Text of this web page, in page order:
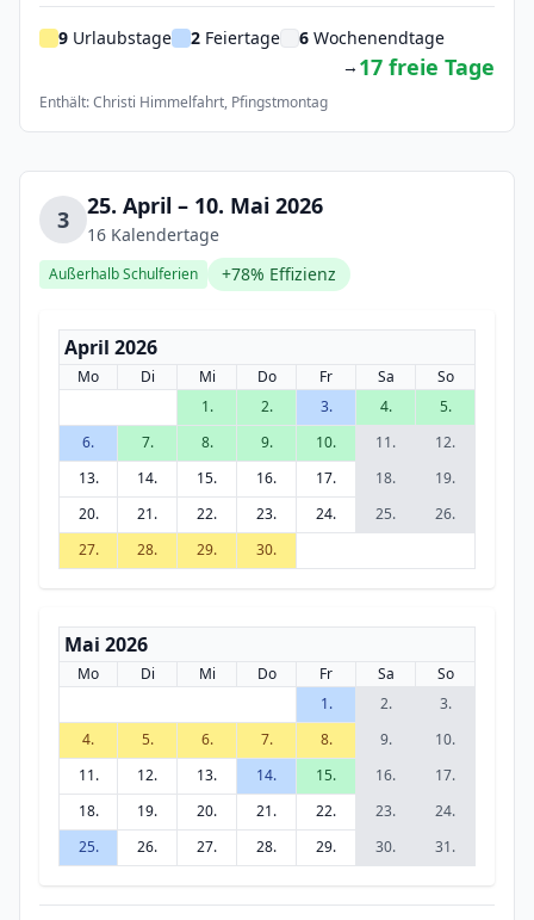
9 Urlaubstage 2 Feiertage 6 Wochenendtage
→ 17 freie Tage
Enthält: Christi Himmelfahrt, Pfingstmontag
3 25. April – 10. Mai 2026
16 Kalendertage
Außerhalb Schulferien +78% Effizienz
April 2026
Mo Di Mi Do Fr Sa
So
1.
2. 3. 4.
5.
6.
7. 8. 9. 10. 11.
12.
13.
14. 15. 16. 17. 18.
19.
20.
21. 22. 23. 24. 25.
26.
27.
28. 29. 30.
Mai 2026
Mo Di Mi Do Fr Sa
So
1.
2.
3.
4.
5. 6. 7. 8. 9.
10.
11.
12. 13. 14. 15. 16.
17.
18.
19. 20. 21. 22. 23.
24.
25.
26. 27. 28. 29. 30. 31.